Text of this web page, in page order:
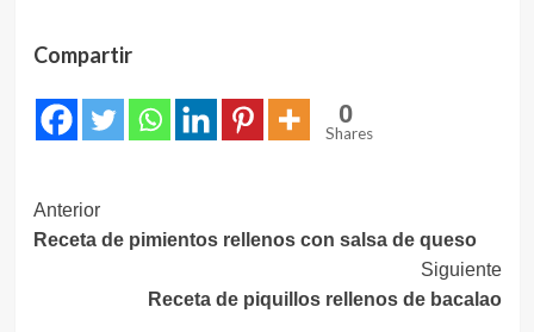
Compartir
0
Shares
Navegación
de
entradas
Anterior
Receta de pimientos rellenos con salsa de queso
Siguiente
Receta de piquillos rellenos de bacalao